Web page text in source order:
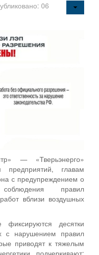
06
— «Тверьэнерго»
предприятий, главам
с предупреждением о
правил
вблизи воздушных
фиксируются десятки
с нарушением правил
приводят к тяжелым
подчеркивают: